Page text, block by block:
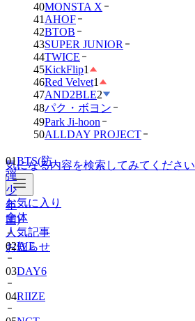
40MONSTA X
41 AHOF
42BTOB
43SUPER JUNIOR
44TWICE
45KickFlip1
46Red Velvet1
47AND2BLE2
48パク・ボヨン
49Park Ji-hoon
50ALLDAY PROJECT
気になる内容を検索してみてください
お気に入り
全体
人気記事
お知らせ
01BTS(防
弾
少
年
団)
02IVE
03DAY6
04RIIZE